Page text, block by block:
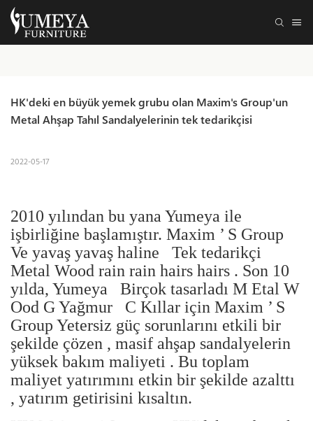
HK'deki en büyük yemek grubu olan Maxim's Group'un
Metal Ahşap Tahıl Sandalyelerinin tek tedarikçisi
2022-05-17
2010 yılından bu yana Yumeya ile
işbirliğine başlamıştır. Maxim ’ S Group
Ve yavaş yavaş haline
Tek tedarikçi
Metal Wood rain rain hairs hairs . Son 10
yılda, Yumeya Birçok tasarladı M Etal W
Ood GYağmur C Kıllar için Maxim ’ S
Group Yetersiz güç sorunlarını etkili bir
şekilde çözen , masif ahşap sandalyelerin
yüksek bakım maliyeti . Bu toplam
maliyet yatırımını etkin bir şekilde azalttı
, yatırım getirisini kısaltın.